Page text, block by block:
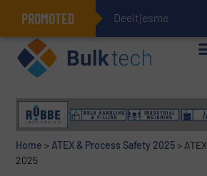
PROMOTED Deeltjesmechanica
Home >ATEX & Process Safety 2025>
2025